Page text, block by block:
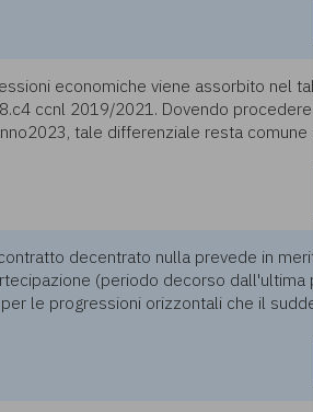
economiche viene assorbito nel
ccnl 2019/2021. Dovendo procedere
tale differenziale resta comune
decentrato nulla prevede in
(periodo decorso dall'ultima
le progressioni orizzontali che il